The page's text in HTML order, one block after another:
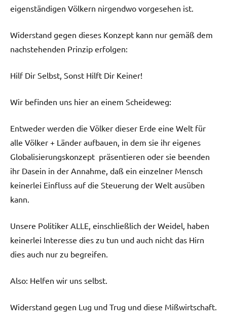
eigenständigen Völkern nirgendwo vorgesehen ist.
Widerstand gegen dieses Konzept kann nur gemäß dem
nachstehenden Prinzip erfolgen:
Hilf Dir Selbst, Sonst Hilft Dir Keiner!
Wir befinden uns hier an einem Scheideweg:
Entweder werden die Völker dieser Erde eine Welt für
alle Völker + Länder aufbauen, in dem sie ihr eigenes
Globalisierungskonzept präsentieren oder sie beenden
ihr Dasein in der Annahme, daß ein einzelner Mensch
keinerlei Einfluss auf die Steuerung der Welt ausüben
kann.
Unsere Politiker ALLE, einschließlich der Weidel, haben
keinerlei Interesse dies zu tun und auch nicht das Hirn
dies auch nur zu begreifen.
Also: Helfen wir uns selbst.
Widerstand gegen Lug und Trug und diese Mißwirtschaft.